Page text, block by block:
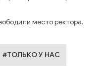
место ректора.
#ТОЛЬКО У НАС